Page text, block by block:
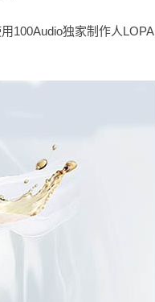
100Audio独家制作人LOPA